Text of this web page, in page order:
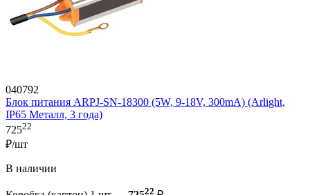
040792
Блок питания ARPJ-SN-18300 (5W, 9-18V, 300mA) (Arlight,
IP65 Металл, 3 года)
72522
₽/шт
В наличии
22